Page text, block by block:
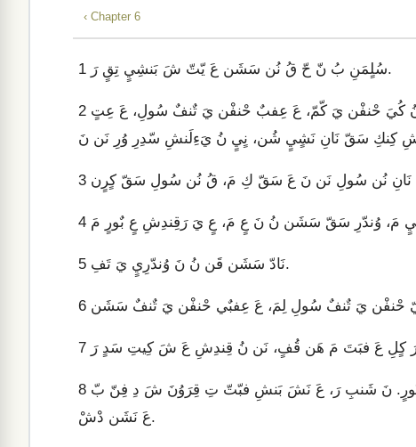
‹ Chapter 6
1 سُلٍمَنِ بُ نّ حّ قُ نُن سَشَن عَ يّتّ شَ بَنشِيٍ تِقٍ رَ.
2
3
4
5 نَادّ سَشَن قَن نُ نَ وُندّرِيٍ يَ تَفِ.
6
7
8
عَ نَشَن دْشْ.